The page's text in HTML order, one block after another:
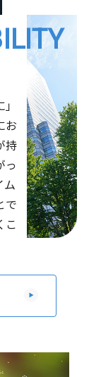
らせ
当社社員参加
せ
QIQB）、セ
量子マルチプ
）
項のうち法令
書面に記載しな
お
持
っ
ム
で
こ